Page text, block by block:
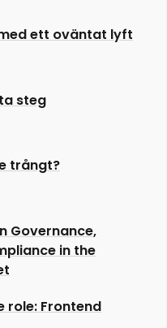
ett oväntat lyft
steg
trångt?
Governance,
in the
role: Frontend